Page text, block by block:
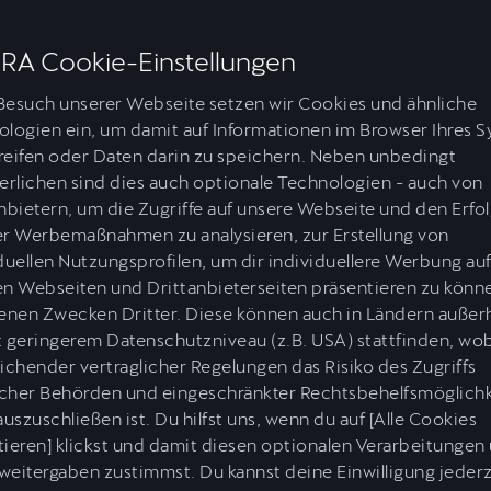
CO₂-Klasse
B gewichtet kombiniert
CO₂-Klasse
C-D entladene Batterie
Max.
250 km/h
Kraftstoffverbrauch (kombiniert): 5,5-5,8 l/100km; CO₂-Emissionen
Cookie-Einstellungen
unserer Webseite setzen wir Cookies und ähnliche
ein, um damit auf Informationen im Browser Ihres
oder Daten darin zu speichern. Neben unbedingt
sind dies auch optionale Technologien - auch von
um die Zugriffe auf unsere Webseite und den
Werbemaßnahmen zu analysieren, zur Erstellung von
Nutzungsprofilen, um dir individuellere Werbung auf
Webseiten und Drittanbieterseiten präsentieren zu
Zwecken Dritter. Diese können auch in Ländern
geringerem Datenschutzniveau (z.B. USA) stattfinden,
vertraglicher Regelungen das Risiko des Zugriffs
Behörden und eingeschränkter
ist. Du hilfst uns, wenn du auf [Alle Cookies
klickst und damit diesen optionalen Verarbeitungen
zustimmst. Du kannst deine Einwilligung